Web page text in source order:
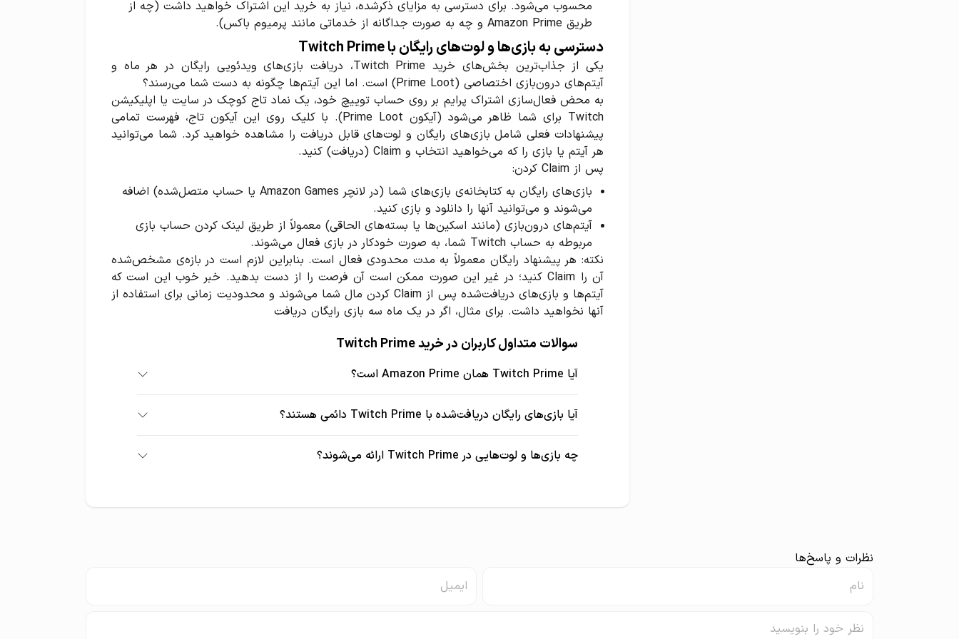
محسوب می‌شود. برای دسترسی به مزایای ذکرشده، نیاز به خرید این اشتراک خواهید داشت (چه از
طریق Amazon Prime و چه به صورت جداگانه از خدماتی مانند پرمیوم باکس).
دسترسی به بازی‌ها و لوت‌های رایگان با Twitch Prime
یکی از جذاب‌ترین بخش‌های خرید Twitch Prime، دریافت بازی‌های ویدئویی رایگان در هر ماه و
آیتم‌های درون‌بازی اختصاصی (Prime Loot) است. اما این آیتم‌ها چگونه به دست شما می‌رسند؟
به محض فعال‌سازی اشتراک پرایم بر روی حساب توییچ خود، یک نماد تاج کوچک در سایت یا اپلیکیشن
Twitch برای شما ظاهر می‌شود (آیکون Prime Loot). با کلیک روی این آیکون تاج، فهرست تمامی
پیشنهادات فعلی شامل بازی‌های رایگان و لوت‌های قابل دریافت را مشاهده خواهید کرد. شما می‌توانید
هر آیتم یا بازی را که می‌خواهید انتخاب و Claim (دریافت) کنید.
پس از Claim کردن:
بازی‌های رایگان به کتابخانه‌ی بازی‌های شما (در لانچر Amazon Games یا حساب متصل‌شده) اضافه
می‌شوند و می‌توانید آنها را دانلود و بازی کنید.
آیتم‌های درون‌بازی (مانند اسکین‌ها یا بسته‌های الحاقی) معمولاً از طریق لینک کردن حساب بازی
مربوطه به حساب Twitch شما، به صورت خودکار در بازی فعال می‌شوند.
نکته: هر پیشنهاد رایگان معمولاً به مدت محدودی فعال است. بنابراین لازم است در بازه‌ی مشخص‌شده
آن را Claim کنید؛ در غیر این صورت ممکن است آن فرصت را از دست بدهید. خبر خوب این است که
آیتم‌ها و بازی‌های دریافت‌شده پس از Claim کردن مال شما می‌شوند و محدودیت زمانی برای استفاده از
آنها نخواهید داشت. برای مثال، اگر در یک ماه سه بازی رایگان دریافت
سوالات متداول کاربران در خرید Twitch Prime
آیا Twitch Prime همان Amazon Prime است؟
آیا بازی‌های رایگان دریافت‌شده با Twitch Prime دائمی هستند؟
چه بازی‌ها و لوت‌هایی در Twitch Prime ارائه می‌شوند؟
نظرات و پاسخ‌ها